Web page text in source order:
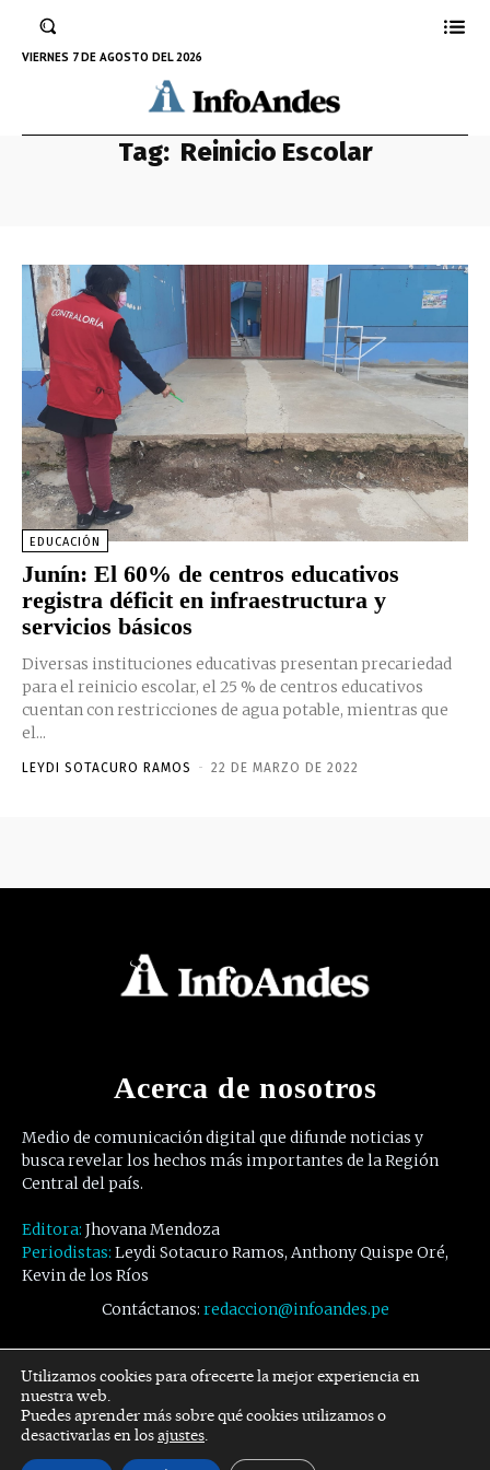
VIERNES 7 DE AGOSTO DEL 2026
Tag: Reinicio Escolar
EDUCACIÓN
Junín: El 60% de centros educativos
registra déficit en infraestructura y
servicios básicos
Diversas instituciones educativas presentan precariedad
para el reinicio escolar, el 25 % de centros educativos
cuentan con restricciones de agua potable, mientras que
el...
LEYDI SOTACURO RAMOS - 22 DE MARZO DE 2022
Acerca de nosotros
Medio de comunicación digital que difunde noticias y
busca revelar los hechos más importantes de la Región
Central del país.
Editora: Jhovana Mendoza
Periodistas: Leydi Sotacuro Ramos, Anthony Quispe Oré,
Kevin de los Ríos
Contáctanos: redaccion@infoandes.pe
Síguenos
Facebook Twitter Youtube
Utilizamos cookies para ofrecerte la mejor experiencia en
nuestra web.
Puedes aprender más sobre qué cookies utilizamos o
desactivarlas en losajustes.